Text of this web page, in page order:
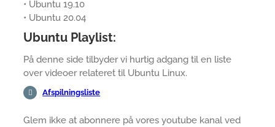
• Ubuntu 19.10
• Ubuntu 20.04
Ubuntu Playlist:
På denne side tilbyder vi hurtig adgang til en liste
over videoer relateret til Ubuntu Linux.
Afspilningsliste
Glem ikke at abonnere på vores youtube kanal ved